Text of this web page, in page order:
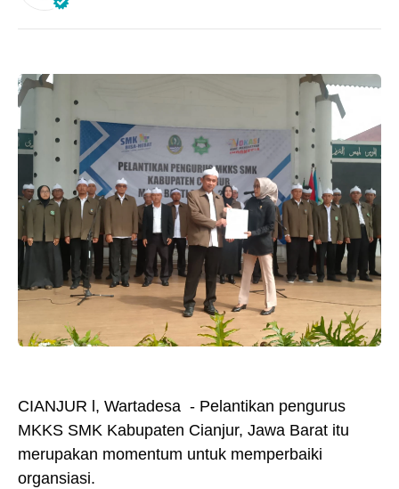
CIANJUR l, Wartadesa - Pelantikan pengurus
MKKS SMK Kabupaten Cianjur, Jawa Barat itu
merupakan momentum untuk memperbaiki
organsiasi.